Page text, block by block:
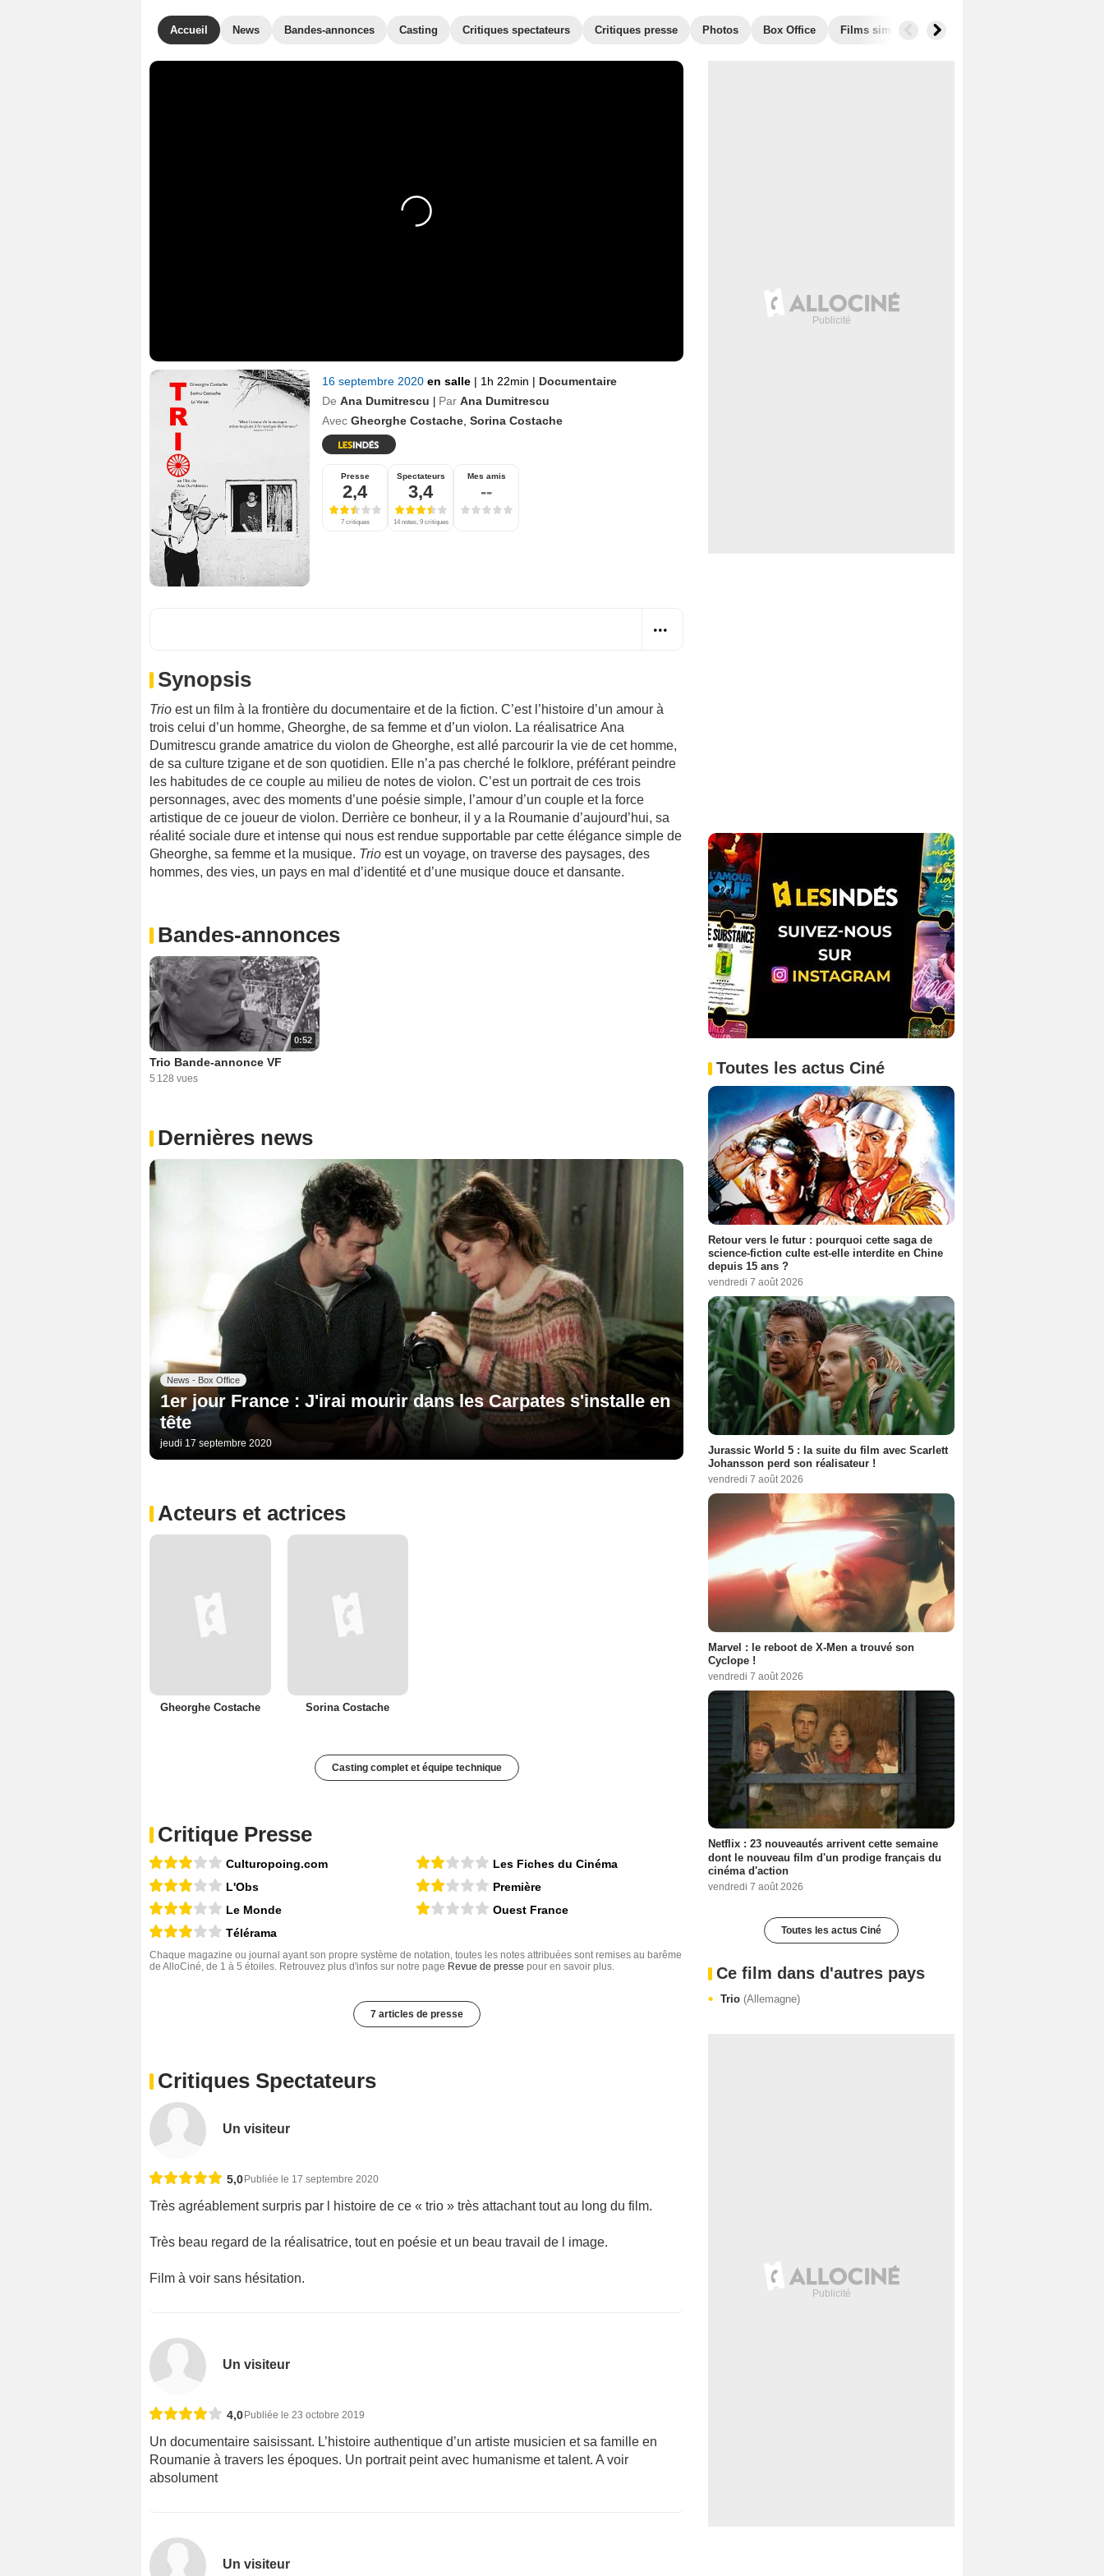
Accueil News Bandes-annonces Casting Critiques spectateurs Critiques presse Photos Box Office Films similaires
16 septembre 2020 en salle | 1h 22min | Documentaire
De Ana Dumitrescu | Par Ana Dumitrescu
Avec Gheorghe Costache Sorina Costache
Presse
2,4
7 critiques
Spectateurs
3,4
14 notes, 9 critiques
Mes amis
--
Synopsis
Trio est un film à la frontière du documentaire et de la fiction. C’est l’histoire d’un amour à
trois celui d’un homme, Gheorghe, de sa femme et d’un violon. La réalisatrice Ana
Dumitrescu grande amatrice du violon de Gheorghe, est allé parcourir la vie de cet homme,
de sa culture tzigane et de son quotidien. Elle n’a pas cherché le folklore, préférant peindre
les habitudes de ce couple au milieu de notes de violon. C’est un portrait de ces trois
personnages, avec des moments d’une poésie simple, l’amour d’un couple et la force
artistique de ce joueur de violon. Derrière ce bonheur, il y a la Roumanie d’aujourd’hui, sa
réalité sociale dure et intense qui nous est rendue supportable par cette élégance simple de
Gheorghe, sa femme et la musique. Trio est un voyage, on traverse des paysages, des
hommes, des vies, un pays en mal d’identité et d’une musique douce et dansante.
Bandes-annonces
0:52
Trio Bande-annonce VF
5 128 vues
Dernières news
News - Box Office
1er jour France : J'irai mourir dans les Carpates s'installe en
tête
jeudi 17 septembre 2020
Acteurs et actrices
Gheorghe Costache Sorina Costache
Casting complet et équipe technique
Critique Presse
Culturopoing.com
L'Obs
Le Monde
Télérama
Les Fiches du Cinéma
Première
Ouest France
Chaque magazine ou journal ayant son propre système de notation, toutes les notes attribuées sont remises au barême
de AlloCiné, de 1 à 5 étoiles. Retrouvez plus d'infos sur notre page Revue de presse pour en savoir plus.
7 articles de presse
Critiques Spectateurs
Un visiteur
5,0 Publiée le 17 septembre 2020
Très agréablement surpris par l histoire de ce « trio » très attachant tout au long du film.
Très beau regard de la réalisatrice, tout en poésie et un beau travail de l image.
Film à voir sans hésitation.
Un visiteur
4,0 Publiée le 23 octobre 2019
Un documentaire saisissant. L’histoire authentique d’un artiste musicien et sa famille en
Roumanie à travers les époques. Un portrait peint avec humanisme et talent. A voir
absolument
Un visiteur
Toutes les actus Ciné
Retour vers le futur : pourquoi cette saga de
science-fiction culte est-elle interdite en Chine
depuis 15 ans ?
vendredi 7 août 2026
Jurassic World 5 : la suite du film avec Scarlett
Johansson perd son réalisateur !
vendredi 7 août 2026
Marvel : le reboot de X-Men a trouvé son
Cyclope !
vendredi 7 août 2026
Netflix : 23 nouveautés arrivent cette semaine
dont le nouveau film d'un prodige français du
cinéma d'action
vendredi 7 août 2026
Toutes les actus Ciné
Ce film dans d'autres pays
Trio (Allemagne)